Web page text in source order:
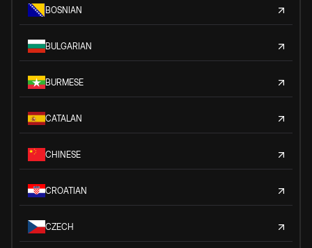
BOSNIAN
BULGARIAN
BURMESE
CATALAN
CHINESE
CROATIAN
CZECH